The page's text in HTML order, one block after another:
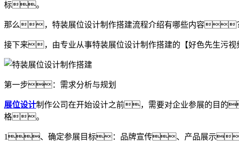
标。
那么，特装展位设计制作搭建流程介绍有哪些内容
接下来，由专业从事特装展位设计制作搭建的【好色先生污
第一步：需求分析与规划
展位设计制作公司在开始设计之前，需要对企业参展的目
格。
1、确定参展目标：品牌宣传、产品展示